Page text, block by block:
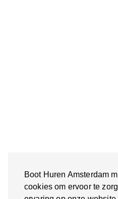
Boot Huren Amsterdam
cookies om ervoor te